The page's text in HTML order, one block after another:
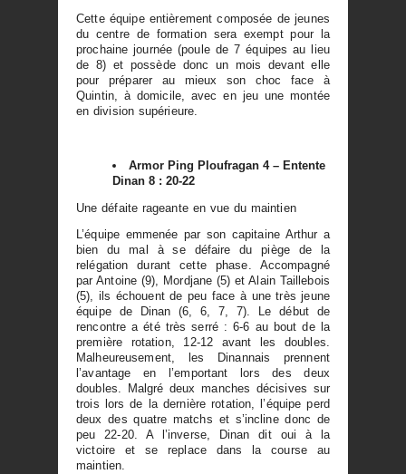
Cette équipe entièrement composée de jeunes
du centre de formation sera exempt pour la
prochaine journée (poule de 7 équipes au lieu
de 8) et possède donc un mois devant elle
pour préparer au mieux son choc face à
Quintin, à domicile, avec en jeu une montée
en division supérieure.
Armor Ping Ploufragan 4 – Entente
Dinan 8 : 20-22
Une défaite rageante en vue du maintien
L’équipe emmenée par son capitaine Arthur a
bien du mal à se défaire du piège de la
relégation durant cette phase. Accompagné
par Antoine (9), Mordjane (5) et Alain Taillebois
(5), ils échouent de peu face à une très jeune
équipe de Dinan (6, 6, 7, 7). Le début de
rencontre a été très serré : 6-6 au bout de la
première rotation, 12-12 avant les doubles.
Malheureusement, les Dinannais prennent
l’avantage en l’emportant lors des deux
doubles. Malgré deux manches décisives sur
trois lors de la dernière rotation, l’équipe perd
deux des quatre matchs et s’incline donc de
peu 22-20. A l’inverse, Dinan dit oui à la
victoire et se replace dans la course au
maintien.